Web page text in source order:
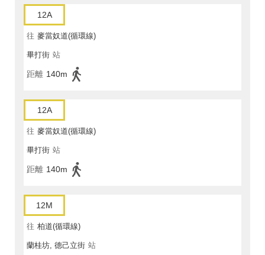
12A
往 麥當奴道(循環線)
畢打街 站
距離 140m
12A
往 麥當奴道(循環線)
畢打街 站
距離 140m
12M
往 柏道(循環線)
蘭桂坊, 德己立街 站